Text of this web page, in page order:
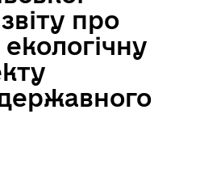
про
екологічну